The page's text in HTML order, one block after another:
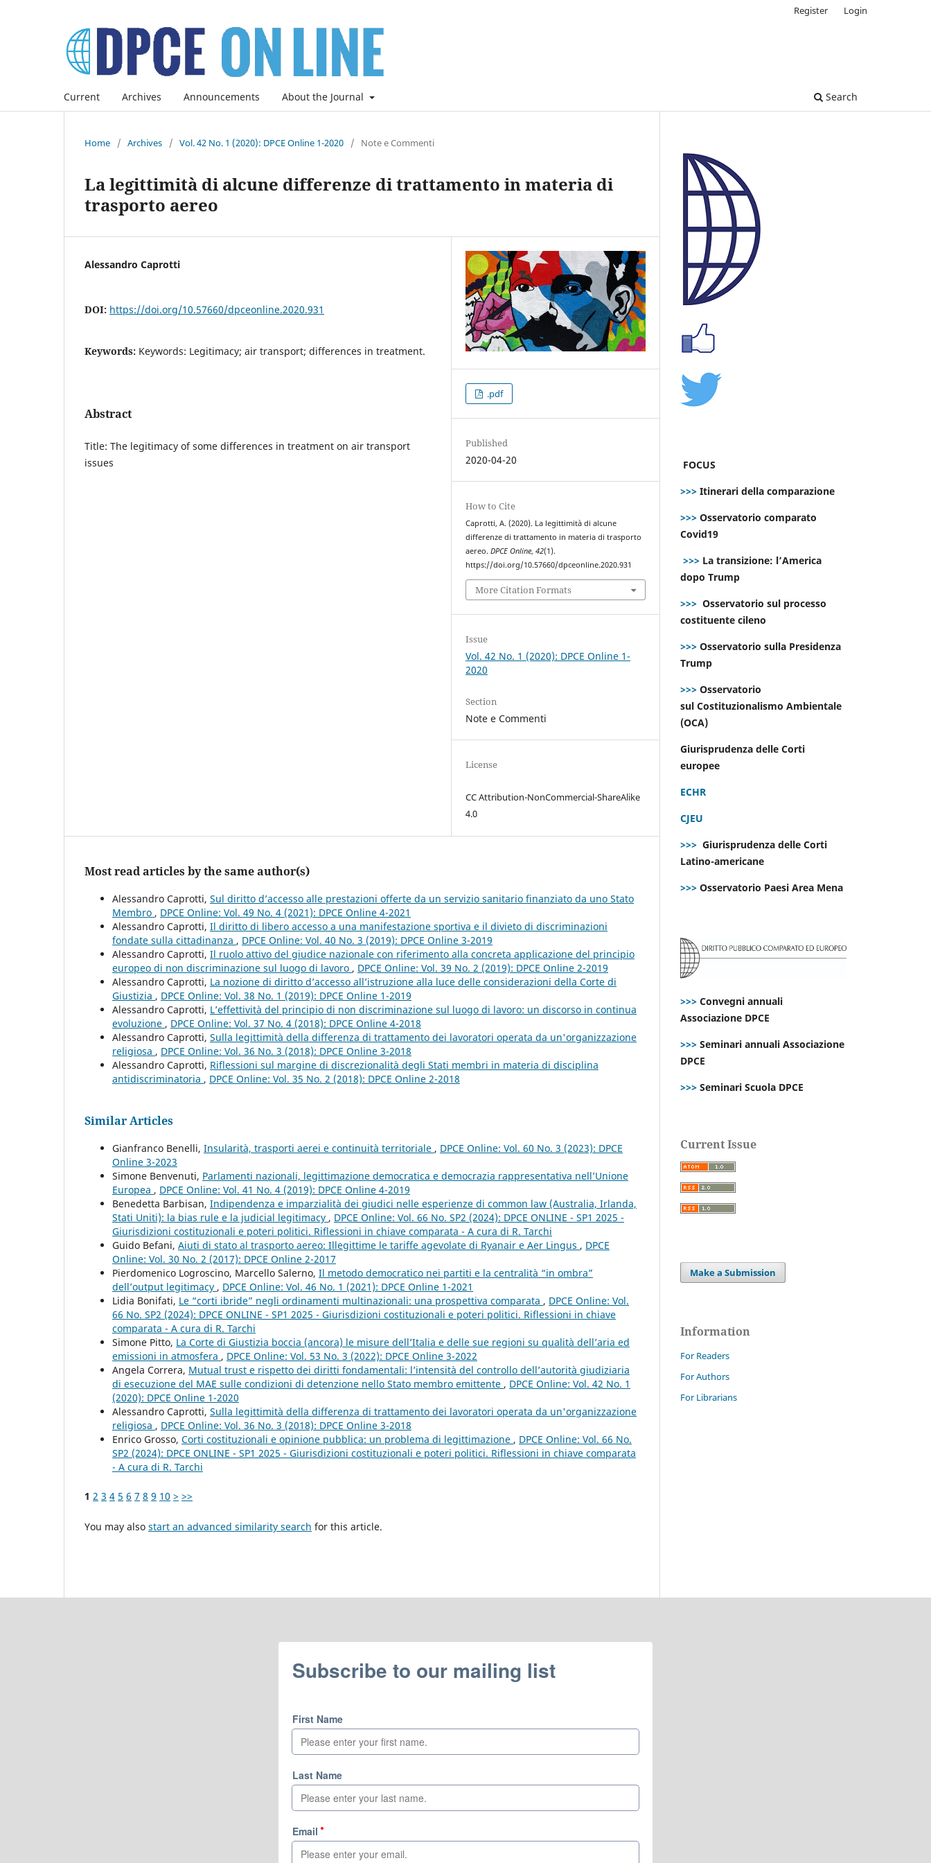
Current Archives Announcements About the Journal Search
Register Login
Home / Archives / Vol. 42 No. 1 (2020): DPCE Online 1-2020 / Note e Commenti
La legittimità di alcune differenze di trattamento in materia di
trasporto aereo
Alessandro Caprotti
DOI: https://doi.org/10.57660/dpceonline.2020.931
Keywords: Keywords: Legitimacy; air transport; differences in treatment.
Abstract
Title: The legitimacy of some differences in treatment on air transport
issues
.pdf
Published
2020-04-20
How to Cite
Caprotti, A. (2020). La legittimità di alcune
differenze di trattamento in materia di trasporto
aereo.DPCE Online,42(1).
https://doi.org/10.57660/dpceonline.2020.931
More Citation Formats
Issue
Vol. 42 No. 1 (2020): DPCE Online 1-
2020
Section
Note e Commenti
License
CC Attribution-NonCommercial-ShareAlike
4.0
Most read articles by the same author(s)
Alessandro Caprotti, Sul diritto d’accesso alle prestazioni offerte da un servizio sanitario finanziato da uno Stato
Membro , DPCE Online: Vol. 49 No. 4 (2021): DPCE Online 4-2021
Alessandro Caprotti, Il diritto di libero accesso a una manifestazione sportiva e il divieto di discriminazioni
fondate sulla cittadinanza , DPCE Online: Vol. 40 No. 3 (2019): DPCE Online 3-2019
Alessandro Caprotti, Il ruolo attivo del giudice nazionale con riferimento alla concreta applicazione del principio
europeo di non discriminazione sul luogo di lavoro , DPCE Online: Vol. 39 No. 2 (2019): DPCE Online 2-2019
Alessandro Caprotti, La nozione di diritto d’accesso all’istruzione alla luce delle considerazioni della Corte di
Giustizia , DPCE Online: Vol. 38 No. 1 (2019): DPCE Online 1-2019
Alessandro Caprotti, L’effettività del principio di non discriminazione sul luogo di lavoro: un discorso in continua
evoluzione , DPCE Online: Vol. 37 No. 4 (2018): DPCE Online 4-2018
Alessandro Caprotti, Sulla legittimità della differenza di trattamento dei lavoratori operata da un'organizzazione
religiosa , DPCE Online: Vol. 36 No. 3 (2018): DPCE Online 3-2018
Alessandro Caprotti, Riflessioni sul margine di discrezionalità degli Stati membri in materia di disciplina
antidiscriminatoria , DPCE Online: Vol. 35 No. 2 (2018): DPCE Online 2-2018
Similar Articles
Gianfranco Benelli, Insularità, trasporti aerei e continuità territoriale , DPCE Online: Vol. 60 No. 3 (2023): DPCE
Online 3-2023
Simone Benvenuti, Parlamenti nazionali, legittimazione democratica e democrazia rappresentativa nell’Unione
Europea , DPCE Online: Vol. 41 No. 4 (2019): DPCE Online 4-2019
Benedetta Barbisan, Indipendenza e imparzialità dei giudici nelle esperienze di common law (Australia, Irlanda,
Stati Uniti): la bias rule e la judicial legitimacy , DPCE Online: Vol. 66 No. SP2 (2024): DPCE ONLINE - SP1 2025 -
Giurisdizioni costituzionali e poteri politici. Riflessioni in chiave comparata - A cura di R. Tarchi
Guido Befani, Aiuti di stato al trasporto aereo: Illegittime le tariffe agevolate di Ryanair e Aer Lingus , DPCE
Online: Vol. 30 No. 2 (2017): DPCE Online 2-2017
Pierdomenico Logroscino, Marcello Salerno, Il metodo democratico nei partiti e la centralità “in ombra”
dell’output legitimacy , DPCE Online: Vol. 46 No. 1 (2021): DPCE Online 1-2021
Lidia Bonifati, Le “corti ibride” negli ordinamenti multinazionali: una prospettiva comparata , DPCE Online: Vol.
66 No. SP2 (2024): DPCE ONLINE - SP1 2025 - Giurisdizioni costituzionali e poteri politici. Riflessioni in chiave
comparata - A cura di R. Tarchi
Simone Pitto, La Corte di Giustizia boccia (ancora) le misure dell’Italia e delle sue regioni su qualità dell’aria ed
emissioni in atmosfera , DPCE Online: Vol. 53 No. 3 (2022): DPCE Online 3-2022
Angela Correra, Mutual trust e rispetto dei diritti fondamentali: l’intensità del controllo dell’autorità giudiziaria
di esecuzione del MAE sulle condizioni di detenzione nello Stato membro emittente , DPCE Online: Vol. 42 No. 1
(2020): DPCE Online 1-2020
Alessandro Caprotti, Sulla legittimità della differenza di trattamento dei lavoratori operata da un'organizzazione
religiosa , DPCE Online: Vol. 36 No. 3 (2018): DPCE Online 3-2018
Enrico Grosso, Corti costituzionali e opinione pubblica: un problema di legittimazione , DPCE Online: Vol. 66 No.
SP2 (2024): DPCE ONLINE - SP1 2025 - Giurisdizioni costituzionali e poteri politici. Riflessioni in chiave comparata
- A cura di R. Tarchi
1 2 3 4 5 6 7 8 9 10 > >>
You may also start an advanced similarity search for this article.
FOCUS
>>> Itinerari della comparazione
>>> Osservatorio comparato
Covid19
>>> La transizione: l’America
dopo Trump
>>> Osservatorio sul processo
costituente cileno
>>> Osservatorio sulla Presidenza
Trump
>>> Osservatorio
sul Costituzionalismo Ambientale
(OCA)
Giurisprudenza delle Corti
europee
ECHR
CJEU
>>> Giurisprudenza delle Corti
Latino-americane
>>> Osservatorio Paesi Area Mena
>>> Convegni annuali
Associazione DPCE
>>> Seminari annuali Associazione
DPCE
>>> Seminari Scuola DPCE
Current Issue
Make a Submission
Information
For Readers
For Authors
For Librarians